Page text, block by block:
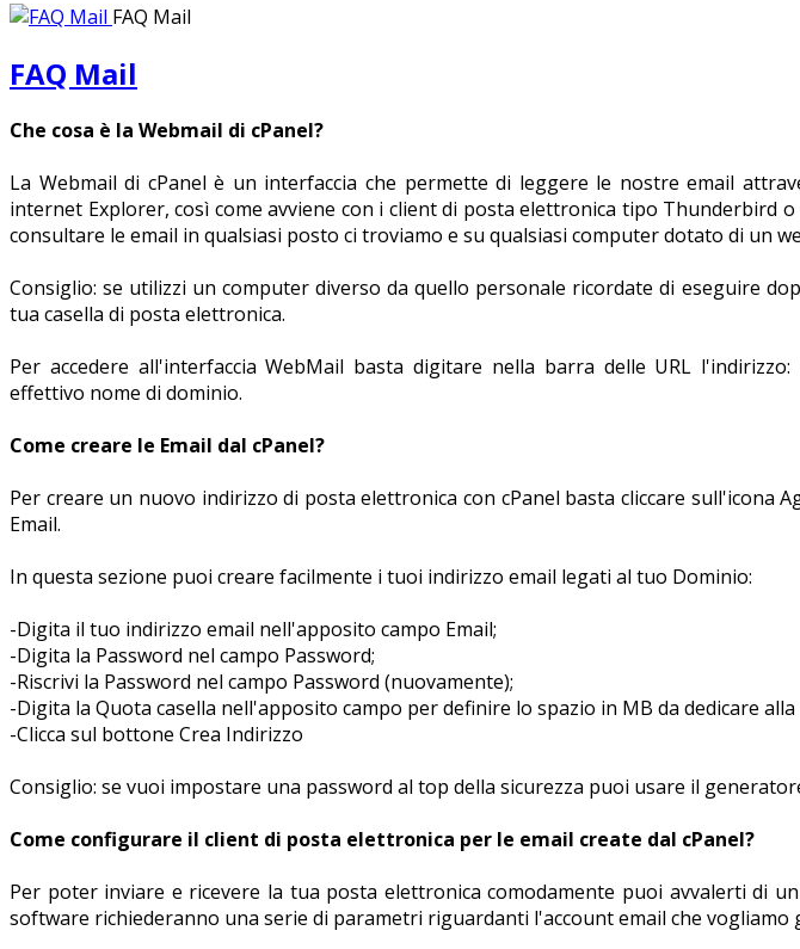
FAQ Mail
FAQ Mail
Che cosa è la Webmail di cPanel?
La Webmail di cPanel è un interfaccia che permette di leggere le nostre email
internet Explorer, così come avviene con i client di posta elettronica tipo Thunderbird
consultare le email in qualsiasi posto ci troviamo e su qualsiasi computer dotato di un
Consiglio: se utilizzi un computer diverso da quello personale ricordate di eseguire
tua casella di posta elettronica.
Per accedere all'interfaccia WebMail basta digitare nella barra delle URL
effettivo nome di dominio.
Come creare le Email dal cPanel?
Per creare un nuovo indirizzo di posta elettronica con cPanel basta cliccare sull'icona
Email.
In questa sezione puoi creare facilmente i tuoi indirizzo email legati al tuo Dominio:
-Digita il tuo indirizzo email nell'apposito campo Email;
-Digita la Password nel campo Password;
-Riscrivi la Password nel campo Password (nuovamente);
-Digita la Quota casella nell'apposito campo per definire lo spazio in MB da dedicare alla
-Clicca sul bottone Crea Indirizzo
Consiglio: se vuoi impostare una password al top della sicurezza puoi usare il
Come configurare il client di posta elettronica per le email create dal cPanel?
Per poter inviare e ricevere la tua posta elettronica comodamente puoi avvalerti di
software richiederanno una serie di parametri riguardanti l'account email che vogliamo